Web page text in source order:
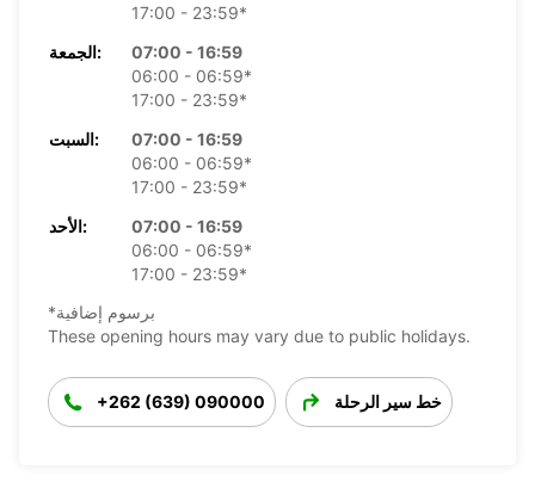
17:00 - 23:59*
الجمعة:
07:00 - 16:59
06:00 - 06:59*
17:00 - 23:59*
السبت:
07:00 - 16:59
06:00 - 06:59*
17:00 - 23:59*
الأحد:
07:00 - 16:59
06:00 - 06:59*
17:00 - 23:59*
*برسوم إضافية
These opening hours may vary due to public holidays.
+262 (639) 090000 خط سير الرحلة